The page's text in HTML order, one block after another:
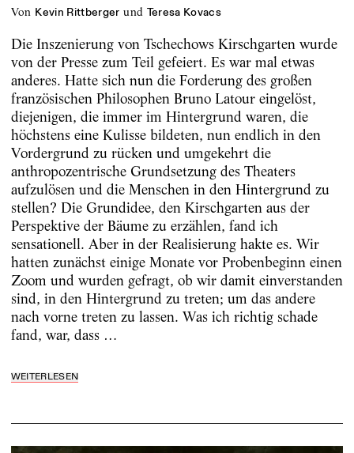
von Kevin Rittberger und Teresa Kovacs
Die Inszenierung von Tschechows Kirschgarten wurde
von der Presse zum Teil gefeiert. Es war mal etwas
anderes. Hatte sich nun die Forderung des großen
französischen Philosophen Bruno Latour eingelöst,
diejenigen, die immer im Hintergrund waren, die
höchstens eine Kulisse bildeten, nun endlich in den
Vordergrund zu rücken und umgekehrt die
anthropozentrische Grundsetzung des Theaters
aufzulösen und die Menschen in den Hintergrund zu
stellen? Die Grundidee, den Kirschgarten aus der
Perspektive der Bäume zu erzählen, fand ich
sensationell. Aber in der Realisierung hakte es. Wir
hatten zunächst einige Monate vor Probenbeginn einen
Zoom und wurden gefragt, ob wir damit einverstanden
sind, in den Hintergrund zu treten; um das andere
nach vorne treten zu lassen. Was ich richtig schade
fand, war, dass …
WEITERLESEN